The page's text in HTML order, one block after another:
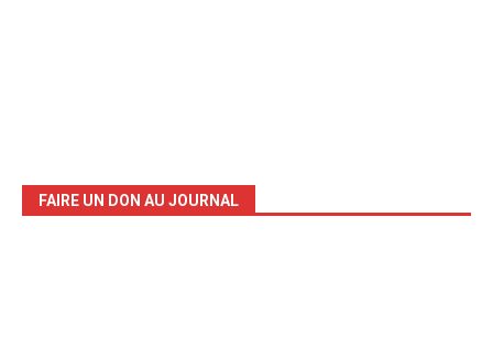
FAIRE UN DON AU JOURNAL